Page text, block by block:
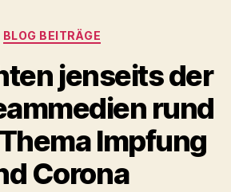
Kategorien
BLOG BEITRÄGE
jenseits der
rund
Impfung
Corona